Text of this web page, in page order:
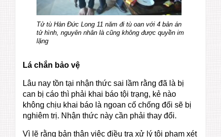
Tử tù Hàn Đức Long 11 năm đi tù oan với 4 bản án
tử hình, nguyên nhân là cũng không được quyền im
lặng
Lá chắn bảo vệ
Lâu nay tồn tại nhận thức sai lầm rằng đã là bị
can bị cáo thì phải khai báo tội trạng, kẻ nào
không chịu khai báo là ngoan cố chống đối sẽ bị
nghiêm trị. Nhận thức này cần phải thay đổi.
Vì lẽ rằng bản thân việc điều tra xử lý tội phạm xét